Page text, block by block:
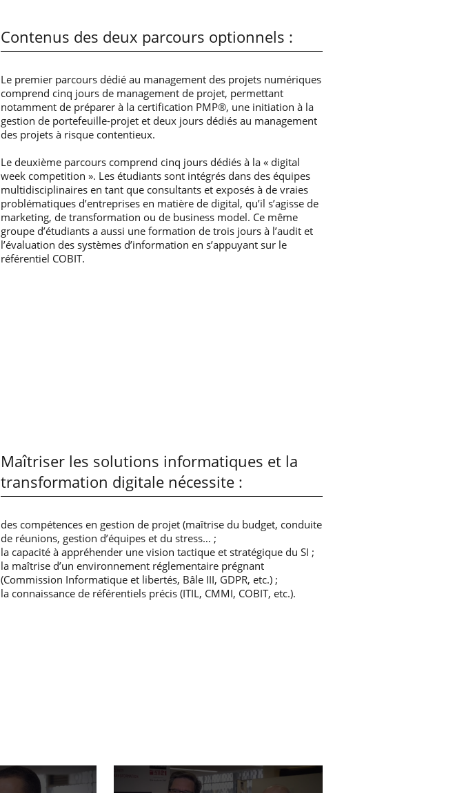
Contenus des deux parcours optionnels :
Le premier parcours dédié au management des projets numériques
comprend cinq jours de management de projet, permettant
notamment de préparer à la certification PMP®, une initiation à la
gestion de portefeuille-projet et deux jours dédiés au management
des projets à risque contentieux.
Le deuxième parcours comprend cinq jours dédiés à la « digital
week competition ». Les étudiants sont intégrés dans des équipes
multidisciplinaires en tant que consultants et exposés à de vraies
problématiques d’entreprises en matière de digital, qu’il s’agisse de
marketing, de transformation ou de business model. Ce même
groupe d’étudiants a aussi une formation de trois jours à l’audit et
l’évaluation des systèmes d’information en s’appuyant sur le
référentiel COBIT.
Maîtriser les solutions informatiques et la
transformation digitale nécessite :
des compétences en gestion de projet (maîtrise du budget, conduite
de réunions, gestion d’équipes et du stress… ;
la capacité à appréhender une vision tactique et stratégique du SI ;
la maîtrise d’un environnement réglementaire prégnant
(Commission Informatique et libertés, Bâle III, GDPR, etc.) ;
la connaissance de référentiels précis (ITIL, CMMI, COBIT, etc.).